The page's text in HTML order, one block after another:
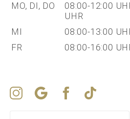
MO, DI, DO
08:00-12:00
UHR
MI
08:00-13:00
FR
08:00-16:00